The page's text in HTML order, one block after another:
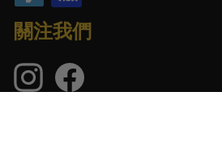
關注我們
Instagram
臉